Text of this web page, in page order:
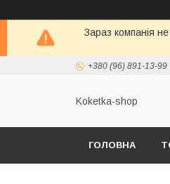
Зараз компанія
+380 (96) 891-13-99
Koketka-shop
ГОЛОВНА